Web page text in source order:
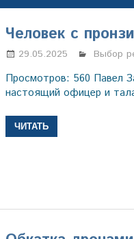
Человек с
29.05.2025 Настя
Выбор
Просмотров: 560 Павел
настоящий офицер и
ЧИТАТЬ